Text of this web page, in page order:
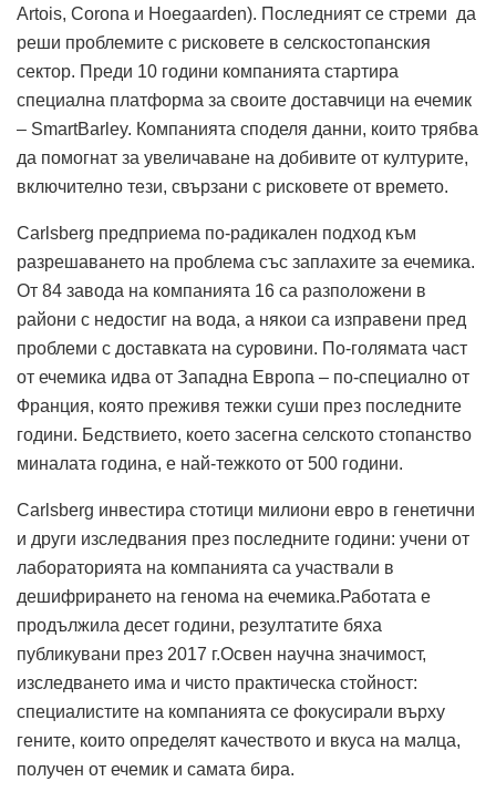
Artois, Corona и Hoegaarden). Последният се стреми да
реши проблемите с рисковете в селскостопанския
сектор. Преди 10 години компанията стартира
специална платформа за своите доставчици на ечемик
– SmartBarley. Компанията споделя данни, които трябва
да помогнат за увеличаване на добивите от културите,
включително тези, свързани с рисковете от времето.
Carlsberg предприема по-радикален подход към
разрешаването на проблема със заплахите за ечемика.
От 84 завода на компанията 16 са разположени в
райони с недостиг на вода, а някои са изправени пред
проблеми с доставката на суровини. По-голямата част
от ечемика идва от Западна Европа – по-специално от
Франция, която преживя тежки суши през последните
години. Бедствието, което засегна селското стопанство
миналата година, е най-тежкото от 500 години.
Carlsberg инвестира стотици милиони евро в генетични
и други изследвания през последните години: учени от
лабораторията на компанията са участвали в
дешифрирането на генома на ечемика.Работата e
продължила десет години, резултатите бяха
публикувани през 2017 г.Освен научна значимост,
изследването има и чисто практическа стойност:
специалистите на компанията се фокусирали върху
гените, които определят качеството и вкуса на малца,
получен от ечемик и самата бира.